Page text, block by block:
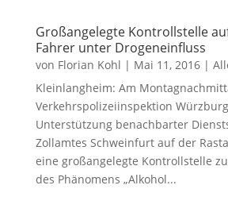
Großangelegte Kontrollstelle
Fahrer unter Drogeneinfluss
von Florian Kohl | Mai 11, 2016|
Kleinlangheim: Am
Verkehrspolizeiinspektion
Unterstützung benachbarter
Zollamtes Schweinfurt auf der
eine großangelegte Kontrollstelle
des Phänomens „Alkohol...